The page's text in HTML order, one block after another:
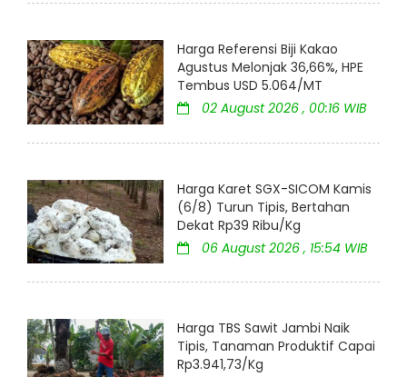
Harga Referensi Biji Kakao
Agustus Melonjak 36,66%, HPE
Tembus USD 5.064/MT
02 August 2026 , 00:16 WIB
Harga Karet SGX-SICOM Kamis
(6/8) Turun Tipis, Bertahan
Dekat Rp39 Ribu/Kg
06 August 2026 , 15:54 WIB
Harga TBS Sawit Jambi Naik
Tipis, Tanaman Produktif Capai
Rp3.941,73/Kg